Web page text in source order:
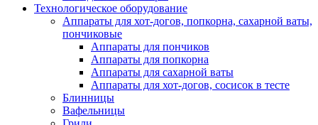
Технологическое оборудование
Аппараты для хот-догов, попкорна, сахарной ваты,
пончиковые
Аппараты для пончиков
Аппараты для попкорна
Аппараты для сахарной ваты
Аппараты для хот-догов, сосисок в тесте
Блинницы
Вафельницы